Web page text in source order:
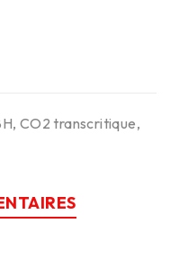
, CO2 transcritique,